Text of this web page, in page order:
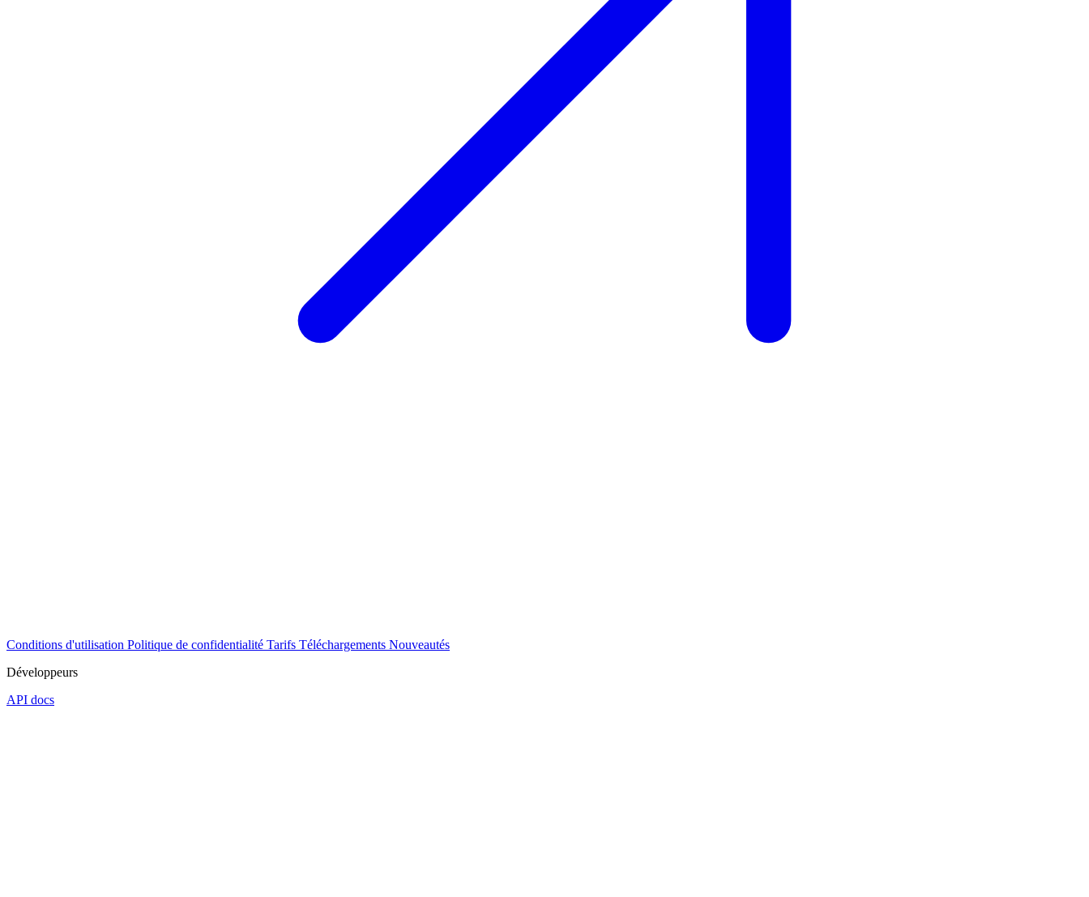
Conditions d'utilisation Politique de confidentialité Tarifs Téléchargements Nouveautés
Développeurs
API docs